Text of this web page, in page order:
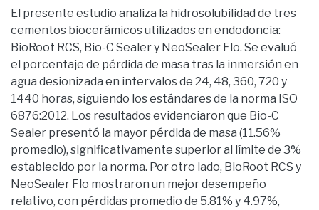
El presente estudio analiza la hidrosolubilidad de tres
cementos biocerámicos utilizados en endodoncia:
BioRoot RCS, Bio-C Sealer y NeoSealer Flo. Se evaluó
el porcentaje de pérdida de masa tras la inmersión en
agua desionizada en intervalos de 24, 48, 360, 720 y
1440 horas, siguiendo los estándares de la norma ISO
6876:2012. Los resultados evidenciaron que Bio-C
Sealer presentó la mayor pérdida de masa (11.56%
promedio), significativamente superior al límite de 3%
establecido por la norma. Por otro lado, BioRoot RCS y
NeoSealer Flo mostraron un mejor desempeño
relativo, con pérdidas promedio de 5.81% y 4.97%,